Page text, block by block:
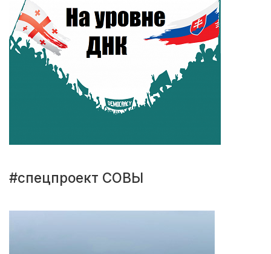
#спецпроект СОВЫ